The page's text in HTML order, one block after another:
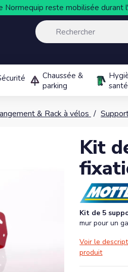
Normequip reste mobilisée
Chaussée &
parking
santé
& Rack à vélos
Kit
Kit de 5
mur pour un
Voir le
produit